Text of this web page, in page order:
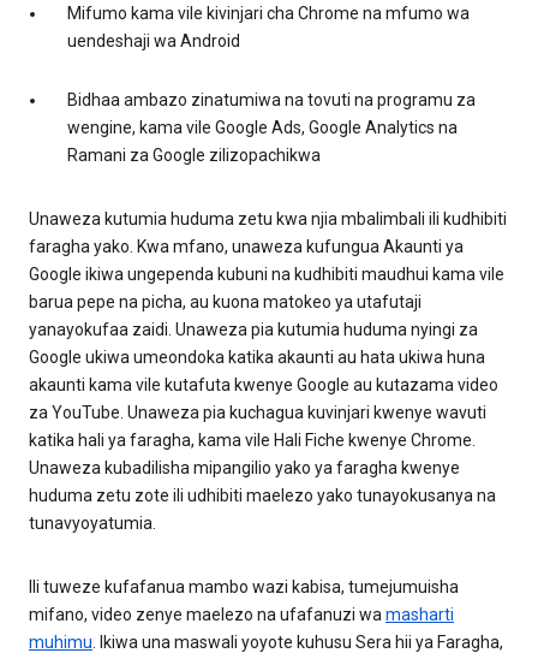
Mifumo kama vile kivinjari cha Chrome na mfumo wa
uendeshaji wa Android
Bidhaa ambazo zinatumiwa na tovuti na programu za
wengine, kama vile Google Ads, Google Analytics na
Ramani za Google zilizopachikwa
Unaweza kutumia huduma zetu kwa njia mbalimbali ili kudhibiti
faragha yako. Kwa mfano, unaweza kufungua Akaunti ya
Google ikiwa ungependa kubuni na kudhibiti maudhui kama vile
barua pepe na picha, au kuona matokeo ya utafutaji
yanayokufaa zaidi. Unaweza pia kutumia huduma nyingi za
Google ukiwa umeondoka katika akaunti au hata ukiwa huna
akaunti kama vile kutafuta kwenye Google au kutazama video
za YouTube. Unaweza pia kuchagua kuvinjari kwenye wavuti
katika hali ya faragha, kama vile Hali Fiche kwenye Chrome.
Unaweza kubadilisha mipangilio yako ya faragha kwenye
huduma zetu zote ili udhibiti maelezo yako tunayokusanya na
tunavyoyatumia.
Ili tuweze kufafanua mambo wazi kabisa, tumejumuisha
mifano, video zenye maelezo na ufafanuzi wamasharti
muhimu. Ikiwa una maswali yoyote kuhusu Sera hii ya Faragha,